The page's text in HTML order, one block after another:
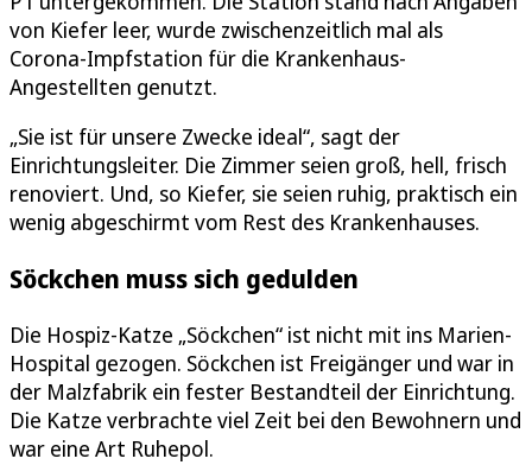
von Kiefer leer, wurde zwischenzeitlich mal als
Corona-Impfstation für die Krankenhaus-
Angestellten genutzt.
„Sie ist für unsere Zwecke ideal“, sagt der
Einrichtungsleiter. Die Zimmer seien groß, hell, frisch
renoviert. Und, so Kiefer, sie seien ruhig, praktisch ein
wenig abgeschirmt vom Rest des Krankenhauses.
Söckchen muss sich gedulden
Die Hospiz-Katze „Söckchen“ ist nicht mit ins Marien-
Hospital gezogen. Söckchen ist Freigänger und war in
der Malzfabrik ein fester Bestandteil der Einrichtung.
Die Katze verbrachte viel Zeit bei den Bewohnern und
war eine Art Ruhepol.